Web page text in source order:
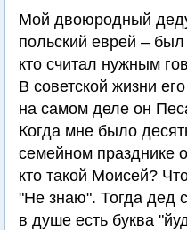
Мой двоюродный
польский еврей –
кто считал нужным
В советской жизни
на самом деле он
Когда мне было
семейном празднике
кто такой Моисей?
"Не знаю". Тогда дед
в душе есть буква